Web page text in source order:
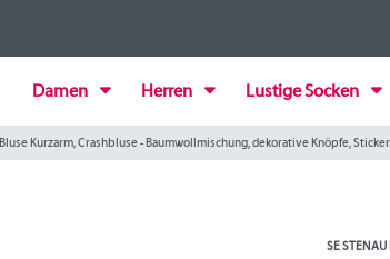
Damen Herren Lustige Socken
Bluse Kurzarm, Crashbluse - Baumwollmischung, dekorative Knöpfe,
SE